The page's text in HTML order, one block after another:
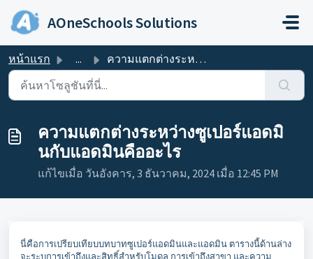
ข้ามไปยังเนื้อหาหลัก
AOneSchools Solutions
หน้าแรก ... ความแตกต่างระหว่างซูเปอร์แอดมินกับแอดมินคืออะไร
ความแตกต่างระหว่างซูเปอร์แอดมิ
นกับแอดมินคืออะไร
แก้ไขเมื่อ วันอังคาร, 3 ธันวาคม, 2024 เมื่อ 12:45 PM
นี่คือการเปรียบเทียบบทบาทซูเปอร์แอดมินและแอดมิน ตารางนี้ด้านล่าง
จะระบุการเข้าถึงและสิทธิ์สำหรับโมดูล การเข้าถึงสาขา และความ